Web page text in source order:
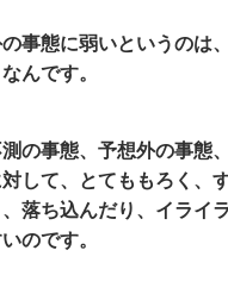
事態に弱いというのは
んです。
の事態、予想外の事態
して、とてももろく、
落ち込んだり、イライ
のです。